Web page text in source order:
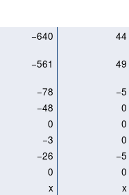
−640
44
−561
49
−78
−5
−48
0
0
0
−3
0
−26
−5
0
0
x
x